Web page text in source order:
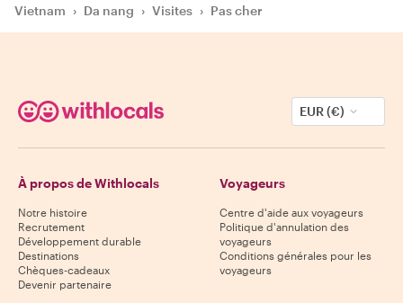
Vietnam › Da nang › Visites › Pas cher
EUR (€)
À propos de Withlocals
Notre histoire
Recrutement
Développement durable
Destinations
Chèques-cadeaux
Devenir partenaire
Voyageurs
Centre d'aide aux voyageurs
Politique d'annulation des
voyageurs
Conditions générales pour les
voyageurs